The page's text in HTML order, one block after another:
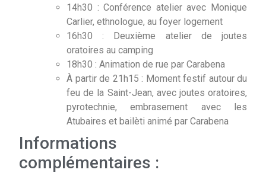
14h30 : Conférence atelier avec Monique
Carlier, ethnologue, au foyer logement
16h30 : Deuxième atelier de joutes
oratoires au camping
18h30 : Animation de rue par Carabena
À partir de 21h15 : Moment festif autour du
feu de la Saint-Jean, avec joutes oratoires,
pyrotechnie, embrasement avec les
Atubaires et bailèti animé par Carabena
Informations
complémentaires :